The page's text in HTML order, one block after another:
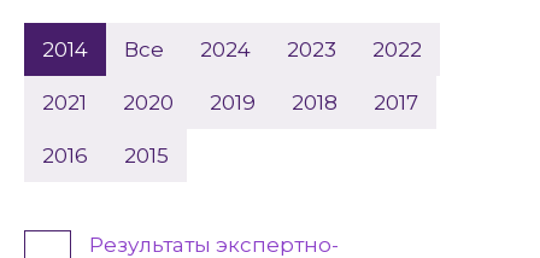
Все 2024 2023 2022
2021 2020 2019 2018 2017
2016 2015
2014
Результаты экспертно-